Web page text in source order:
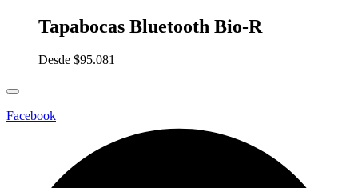
Tapabocas Bluetooth Bio-R
Desde $95.081
Facebook